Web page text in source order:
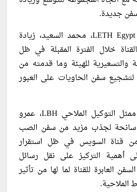
جديدة.
توقع ممثل شركة LETH Egypt، محمد السعيد، زيادة
خلال الفترة المقبلة في ظل
والتسعيرية للهيئة وما قدمته من
سفن الحاويات على العبور
من جانبه، أوضح ممثل التوكيل الملاحي LBH، عمرو
سانحة لجذب مزيد من سفن الصب
من قناة السويس في ظل استقرار
أهمية التركيز على نقل رسائل
العابرة للقناة لما لها من تأثير
الملاحية.